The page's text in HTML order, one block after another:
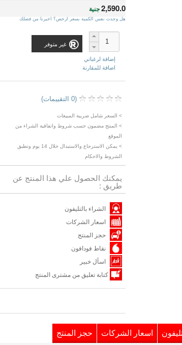
2,590.0جنية
هل وجدت نفس الكمية بسعر ارخص؟ اخبرنا من فضلك
غير متوفر
إضافة لرغباتي
اضافة للمقارنة
(0 التقييمات)
> السعر شامل ضريبة المبيعات
> المنتج مضمون حسب شروط واتفاقية الشراء من
الموقع
> يمكن الاسترجاع والاستبدال خلال 14 يوم وتطبق
الشروط والاحكام
يمكنك الحصول علي هذا المنتج عن
طريق :
الشراء بالتليفون
اسعار الشركات
حجز المنتج
نقاط فودافون
اسأل خبير
كتابة تعليق من مشترى المنتج
اسعار الشركات حجز المنتج